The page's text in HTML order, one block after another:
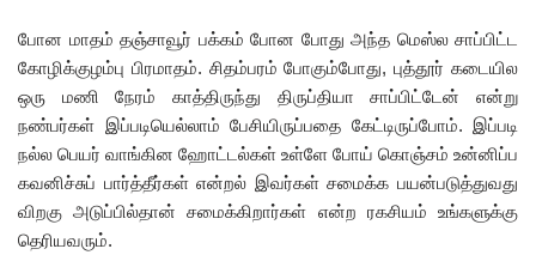
போன மாதம் தஞ்சாவூர் பக்கம் போன போது அந்த மெஸ்ல சாப்பிட்ட
கோழிக்குழம்பு பிரமாதம். சிதம்பரம் போகும்போது, புத்தூர் கடையில
ஒரு மணி நேரம் காத்திருந்து திருப்தியா சாப்பிட்டேன் என்று
நண்பர்கள் இப்படியெல்லாம் பேசியிருப்பதை கேட்டிருப்போம். இப்படி
நல்ல பெயர் வாங்கின ஹோட்டல்கள் உள்ளே போய் கொஞ்சம் உன்னிப்ப
கவனிச்சுப் பார்த்தீர்கள் என்றல் இவர்கள் சமைக்க பயன்படுத்துவது
விறகு அடுப்பில்தான் சமைக்கிறார்கள் என்ற ரகசியம் உங்களுக்கு
தெரியவரும்.